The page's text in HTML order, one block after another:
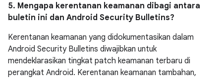
5. Mengapa kerentanan keamanan dibagi antara
buletin ini dan Android Security Bulletins?
Kerentanan keamanan yang didokumentasikan dalam
Android Security Bulletins diwajibkan untuk
mendeklarasikan tingkat patch keamanan terbaru di
perangkat Android. Kerentanan keamanan tambahan,